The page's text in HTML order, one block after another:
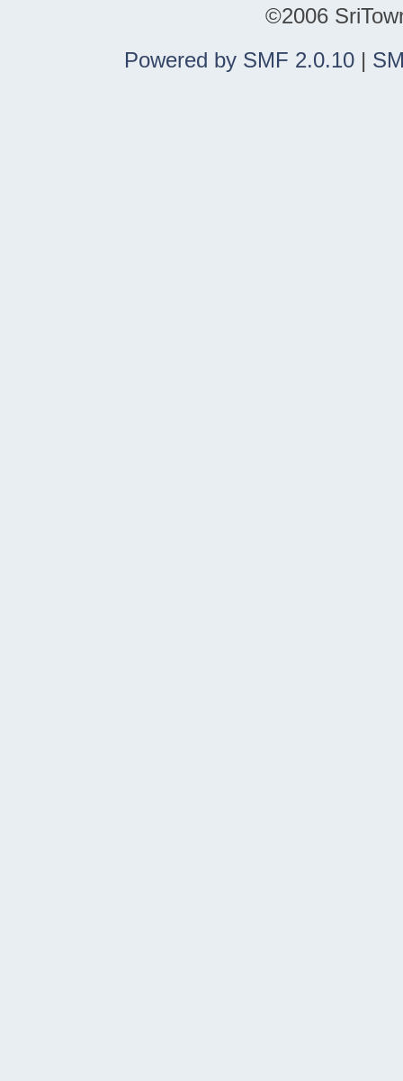
©2006
Powered by SMF 2.0.10|